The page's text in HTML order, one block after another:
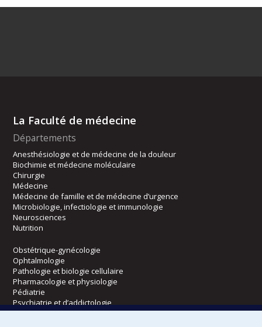
La Faculté de médecine
Départements
Anesthésiologie et de médecine de la douleur
Biochimie et médecine moléculaire
Chirurgie
Médecine
Médecine de famille et de médecine d’urgence
Microbiologie, infectiologie et immunologie
Neurosciences
Nutrition
Obstétrique-gynécologie
Ophtalmologie
Pathologie et biologie cellulaire
Pharmacologie et physiologie
Pédiatrie
Psychiatrie et d’addictologie
Radiologie, radio-oncologie et médecine nucléaire